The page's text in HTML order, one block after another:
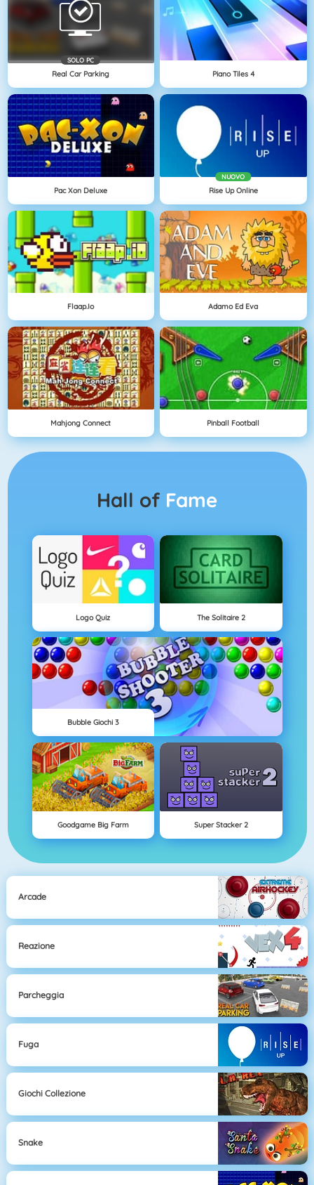
SOLO PC
Real Car Parking Piano Tiles 4
Pac Xon Deluxe
NUOVO
Rise Up Online
Flaap.io Adamo Ed Eva
Mahjong Connect Pinball Football
Hall of Fame
Logo Quiz The Solitaire 2
Bubble Giochi 3
Goodgame Big Farm Super Stacker 2
Arcade
Reazione
Parcheggia
Fuga
Giochi Collezione
Snake